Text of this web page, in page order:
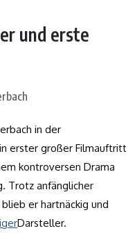
und erste
in der
erster großer Filmauftritt
kontroversen Drama
Trotz anfänglicher
er hartnäckig und
Darsteller.